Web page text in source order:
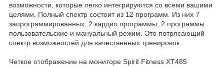
возможности, которые легко интегрируются со всеми вашими
целями. Полный спектр состоит из 12 программ. Из них 7
запрограммированных, 2 кардио программы, 2 программы
пользовательские и мануальный режим. Это потрясающий
спектр возможностей для качественных тренировок.
Четкое отображение на мониторе Spirit Fitness XT485